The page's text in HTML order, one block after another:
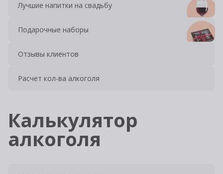
Лучшие напитки на свадьбу
Подарочные наборы
Отзывы клиентов
Расчет кол-ва алкоголя
Калькулятор
алкоголя